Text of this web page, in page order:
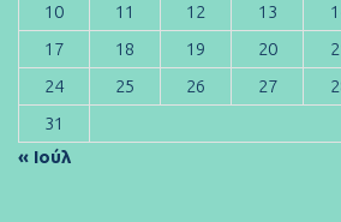
10
11 12 13
17
18 19 20
24
25 26 27
31
« Ιούλ